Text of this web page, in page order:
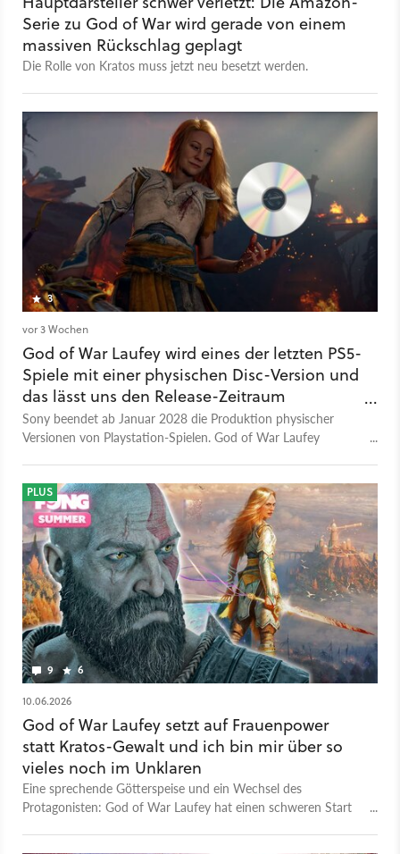
Serie zu God of War wird gerade von einem
massiven Rückschlag geplagt
Die Rolle von Kratos muss jetzt neu besetzt werden.
3
vor 3 Wochen
God of War Laufey wird eines der letzten PS5-
Spiele mit einer physischen Disc-Version und
das lässt uns den Release-Zeitraum
großzügig eingrenzen
Sony beendet ab Januar 2028 die Produktion physischer
Versionen von Playstation-Spielen. God of War Laufey
9 6
PLUS
10.06.2026
God of War Laufey setzt auf Frauenpower
statt Kratos-Gewalt und ich bin mir über so
vieles noch im Unklaren
Eine sprechende Götterspeise und ein Wechsel des
Protagonisten: God of War Laufey hat einen schweren Start